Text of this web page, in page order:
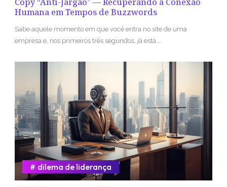
Humana em Tempos de Buzzwords
Sabe aquele momento em que você entra no site de uma
empresa e, nos primeiros três segundos, já está...
dilema de liderança